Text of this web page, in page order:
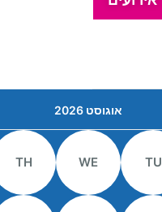
אוגוסט 2026
TU
WE
TH